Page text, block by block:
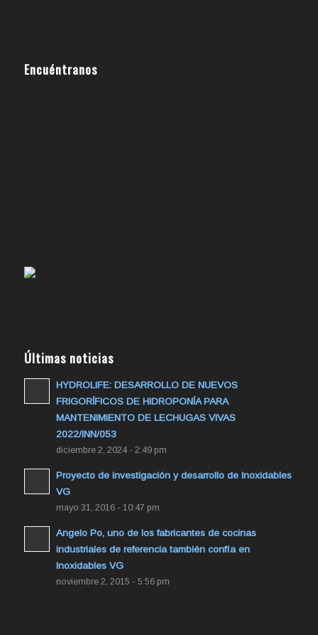
Encuéntranos
Últimas noticias
HYDROLIFE: DESARROLLO DE NUEVOS
FRIGORÍFICOS DE HIDROPONÍA PARA
MANTENIMIENTO DE LECHUGAS VIVAS
2022/INN/053
diciembre 2, 2024 - 2:49 pm
Proyecto de investigación y desarrollo de Inoxidables
VG
mayo 31, 2016 - 10:47 pm
Angelo Po, uno de los fabricantes de cocinas
industriales de referencia también confía en
Inoxidables VG
noviembre 2, 2015 - 5:56 pm